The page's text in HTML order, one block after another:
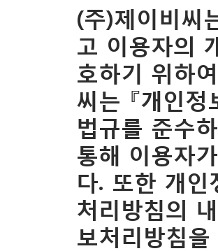
(주)제이비씨
고 이용자의
호하기 위하
씨는 『개인
법규를 준수
통해 이용자
다. 또한 개
처리방침의
보처리방침